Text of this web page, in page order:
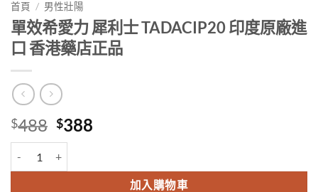
首頁 / 男性壯陽
單效希愛力 犀利士 TADACIP20 印度原廠進
口 香港藥店正品
$488 Original
price
was:
$488.
$388
$388.加入購物車